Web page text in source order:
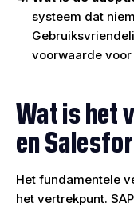
systeem dat
voorwaarde
Wat is het
en
Het fundamentele
het vertrekpunt.